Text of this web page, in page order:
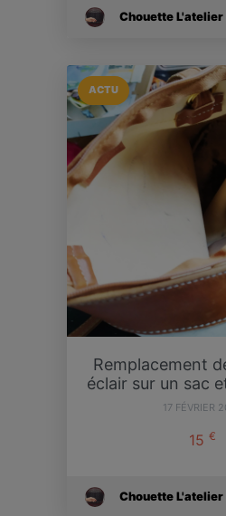
Chouette L'atelier
ACTU
Remplacement
éclair sur un sac
17 FÉVRIER
15 €
Chouette L'atelier